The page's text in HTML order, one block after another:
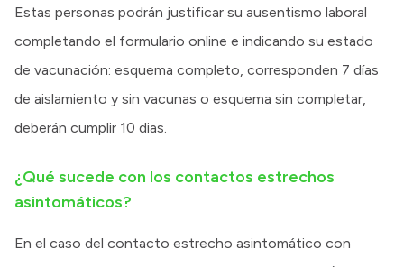
Estas personas podrán justificar su ausentismo laboral
completando el formulario online e indicando su estado
de vacunación: esquema completo, corresponden 7 días
de aislamiento y sin vacunas o esquema sin completar,
deberán cumplir 10 dias.
¿Qué sucede con los contactos estrechos
asintomáticos?
En el caso del contacto estrecho asintomático con